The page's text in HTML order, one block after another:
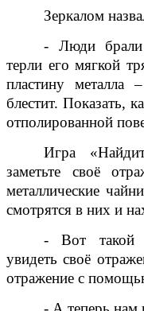
Зеркалом
- Люди брали
терли его мягкой
пластину металла
блестит. Показать,
отполированной
Игра
заметьте своё
металлические
смотрятся в них и
- Вот такой
увидеть своё
отражение с